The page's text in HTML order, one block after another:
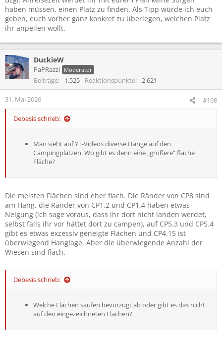
haben müssen, einen Platz zu finden. Als Tipp würde ich euch
geben, euch vorher ganz konkret zu überlegen, welchen Platz
ihr anpeilen wollt.
DuckieW
PaPRazzi Moderator
Beiträge 1.525 Reaktionspunkte 2.621
31. Mai 2026 #108
Debesis schrieb:
Man sieht auf YT-Videos diverse Hänge auf den
Campingplätzen. Wo gibt es denn eine „größere“ flache
Fläche?
Die meisten Flächen sind eher flach. Die Ränder von CP8 sind
am Hang, die Ränder von CP1.2 und CP1.4 haben etwas
Neigung (ich sage voraus, dass ihr dort nicht landen werdet,
selbst falls ihr vor hättet dort zu campen), auf CP5.3 und CP5.4
gibt es etwas exzessiv geneigte Flächen und CP4.15 ist
überwiegend Hanglage. Aber die überwiegende Anzahl der
Wiesen sind flach.
Debesis schrieb:
Welche Flächen saufen bevorzugt ab oder gibt es das nicht
auf den eingezeichneten Flächen?